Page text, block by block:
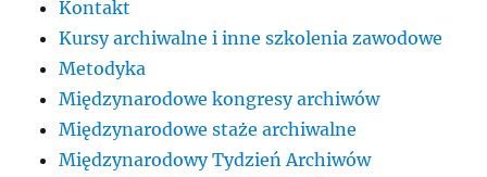
Kontakt
Kursy archiwalne i inne szkolenia zawodowe
Metodyka
Międzynarodowe kongresy archiwów
Międzynarodowe staże archiwalne
Międzynarodowy Tydzień Archiwów